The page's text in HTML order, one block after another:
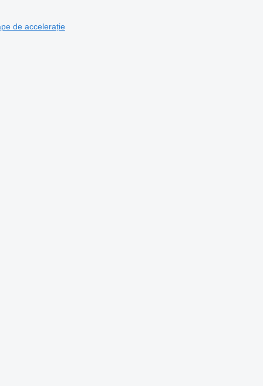
de accelerație